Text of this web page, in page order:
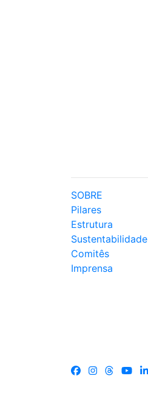
SOBRE
Pilares
Estrutura
Sustentabilidade
Comitês
Imprensa